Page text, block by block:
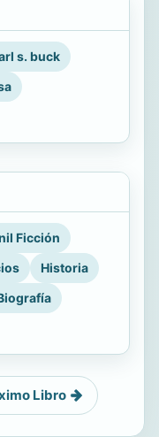
s. buck
Ficción
Historia
Libro